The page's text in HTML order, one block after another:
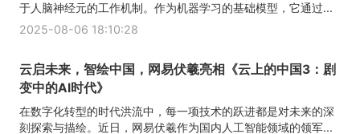
于人脑神经元的工作机制。作为机器学习的基础模型，它通过...
2025-08-06 18:10:28
云启未来，智绘中国，网易伏羲亮相《云上的中国3：剧
变中的AI时代》
在数字化转型的时代洪流中，每一项技术的跃进都是对未来的深
刻探索与描绘。近日，网易伏羲作为国内人工智能领域的领军...